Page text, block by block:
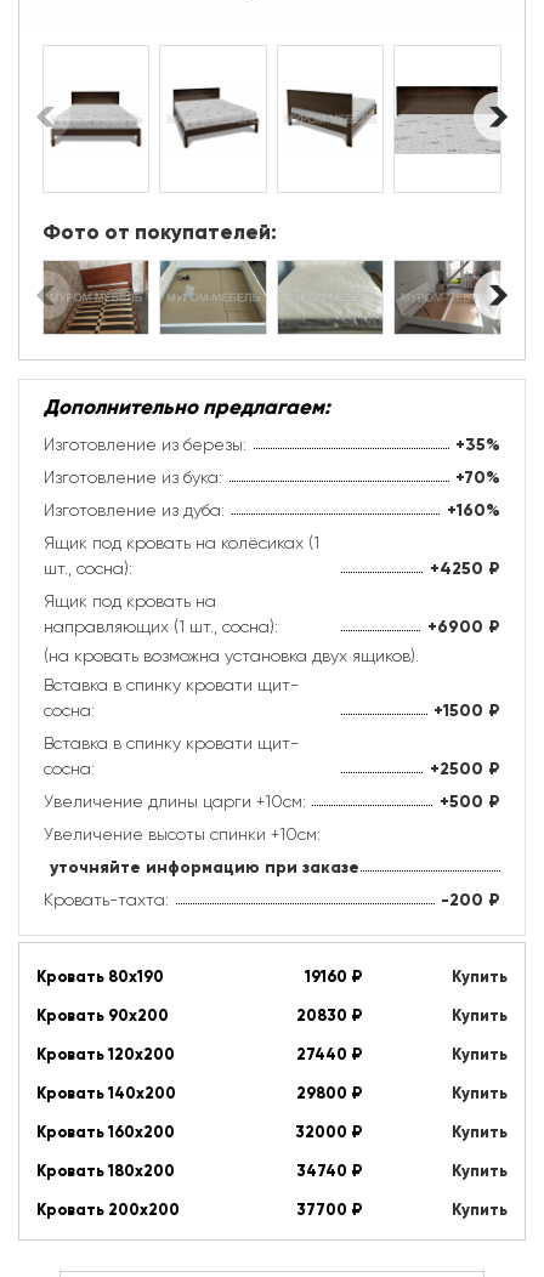
Фото от покупателей:
Дополнительно предлагаем:
Изготовление из березы: +35%
Изготовление из бука: +70%
Изготовление из дуба: +160%
Ящик под кровать на колёсиках (1
шт., сосна):
+4250 ₽
Ящик под кровать на
направляющих (1 шт., сосна):
+6900 ₽
(на кровать возможна установка двух ящиков).
Вставка в спинку кровати щит-
сосна:
+1500 ₽
Вставка в спинку кровати щит-
сосна:
+2500 ₽
Увеличение длины царги +10см: +500 ₽
Увеличение высоты спинки +10см:
уточняйте информацию при заказе
Кровать-тахта: -200 ₽
Кровать 80х190 19160 ₽
Купить
Кровать 90х200
20830 ₽
Купить
Кровать 120х200
27440 ₽
Купить
Кровать 140х200
29800 ₽
Купить
Кровать 160х200
32000 ₽
Купить
Кровать 180х200
34740 ₽
Купить
Кровать 200х200
37700 ₽ Купить